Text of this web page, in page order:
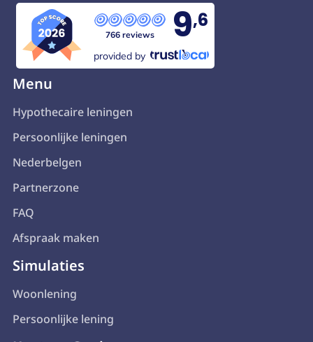
766 reviews 9,6
provided by
Menu
Hypothecaire leningen
Persoonlijke leningen
Nederbelgen
Partnerzone
FAQ
Afspraak maken
Simulaties
Woonlening
Persoonlijke lening